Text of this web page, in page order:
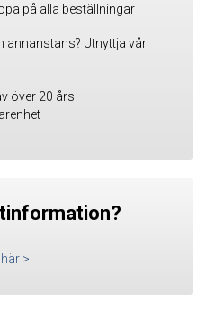
på alla beställningar
annanstans? Utnyttja vår
över 20 års
här >